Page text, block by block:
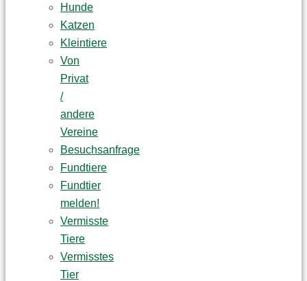
Hunde
Katzen
Kleintiere
Von
Privat
/
andere
Vereine
Besuchsanfrage
Fundtiere
Fundtier
melden!
Vermisste
Tiere
Vermisstes
Tier